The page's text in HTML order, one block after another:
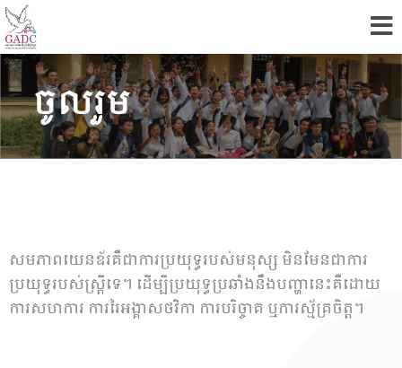
ចូលរួម
សមភាពយេនឌ័រគឺជាការប្រយុទ្ធរបស់មនុស្ស មិនមែនជាការ
ប្រយុទ្ធរបស់ស្ត្រីទេ។ ដើម្បីប្រយុទ្ធប្រឆាំងនឹងបញ្ហានេះគឺដោយ
ការសហការ ការរៃអង្គាសថវិកា ការបរិច្ចាគ ឬការស្ម័គ្រចិត្ត។